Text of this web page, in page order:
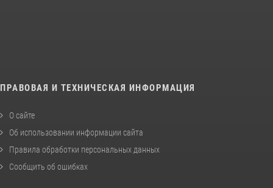
ПРАВОВАЯ И ТЕХНИЧЕСКАЯ ИНФОРМАЦИЯ
О сайте
Об использовании информации сайта
Правила обработки персональных данных
Сообщить об ошибках